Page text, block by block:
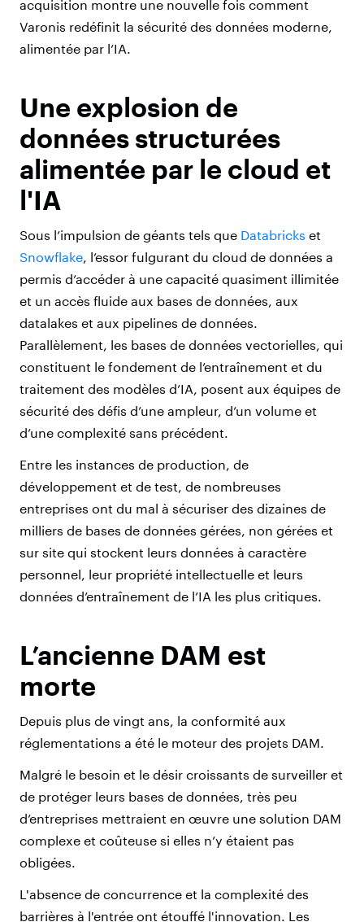
acquisition montre une nouvelle fois comment
Varonis redéfinit la sécurité des données moderne,
alimentée par l’IA.
Une explosion de
données structurées
alimentée par le cloud et
l'IA
Sous l’impulsion de géants tels que Databricks et
Snowflake, l’essor fulgurant du cloud de données a
permis d’accéder à une capacité quasiment illimitée
et un accès fluide aux bases de données, aux
datalakes et aux pipelines de données.
Parallèlement, les bases de données vectorielles, qui
constituent le fondement de l’entraînement et du
traitement des modèles d’IA, posent aux équipes de
sécurité des défis d’une ampleur, d’un volume et
d’une complexité sans précédent.
Entre les instances de production, de
développement et de test, de nombreuses
entreprises ont du mal à sécuriser des dizaines de
milliers de bases de données gérées, non gérées et
sur site qui stockent leurs données à caractère
personnel, leur propriété intellectuelle et leurs
données d’entraînement de l’IA les plus critiques.
L’ancienne DAM est
morte
Depuis plus de vingt ans, la conformité aux
réglementations a été le moteur des projets DAM.
Malgré le besoin et le désir croissants de surveiller et
de protéger leurs bases de données, très peu
d’entreprises mettraient en œuvre une solution DAM
complexe et coûteuse si elles n’y étaient pas
obligées.
L'absence de concurrence et la complexité des
barrières à l'entrée ont étouffé l'innovation. Les